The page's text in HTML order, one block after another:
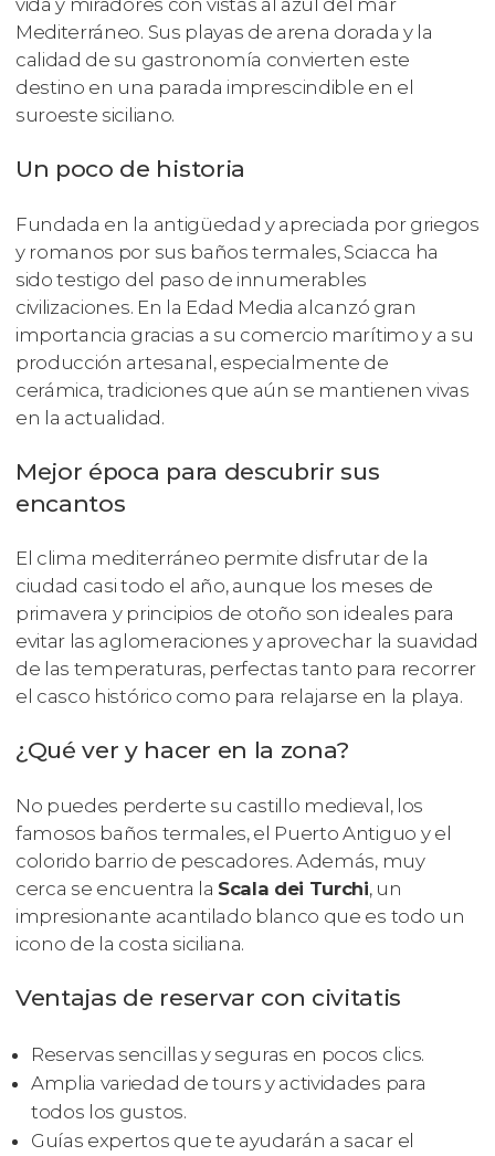
Mediterráneo. Sus playas de arena dorada y la
calidad de su gastronomía convierten este
destino en una parada imprescindible en el
suroeste siciliano.
Un poco de historia
Fundada en la antigüedad y apreciada por griegos
y romanos por sus baños termales, Sciacca ha
sido testigo del paso de innumerables
civilizaciones. En la Edad Media alcanzó gran
importancia gracias a su comercio marítimo y a su
producción artesanal, especialmente de
cerámica, tradiciones que aún se mantienen vivas
en la actualidad.
Mejor época para descubrir sus
encantos
El clima mediterráneo permite disfrutar de la
ciudad casi todo el año, aunque los meses de
primavera y principios de otoño son ideales para
evitar las aglomeraciones y aprovechar la suavidad
de las temperaturas, perfectas tanto para recorrer
el casco histórico como para relajarse en la playa.
¿Qué ver y hacer en la zona?
No puedes perderte su castillo medieval, los
famosos baños termales, el Puerto Antiguo y el
colorido barrio de pescadores. Además, muy
cerca se encuentra la Scala dei Turchi, un
impresionante acantilado blanco que es todo un
icono de la costa siciliana.
Ventajas de reservar con civitatis
Reservas sencillas y seguras en pocos clics.
Amplia variedad de tours y actividades para
todos los gustos.
Guías expertos que te ayudarán a sacar el